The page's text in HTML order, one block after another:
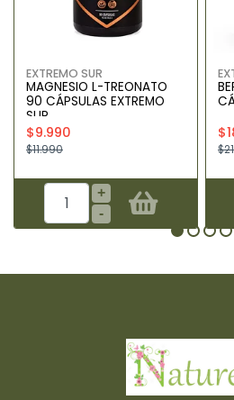
EXTREMO SUR
MAGNESIO L-TREONATO
90 CÁPSULAS EXTREMO
SUR
$9.990
$11.990
+
-